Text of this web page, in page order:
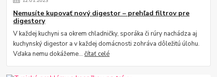
Nemusíte kupovať nový digestor – prehľad filtrov pre
digestory
V každej kuchyni sa okrem chladničky, sporáka či rúry nachádza aj
kuchynský digestor a v každej domácnosti zohráva dôležitú úlohu.
Vďaka nemu dokážeme...čítať celé